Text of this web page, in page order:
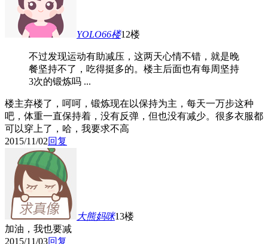
YOLO66楼12楼
不过发现运动有助减压，这两天心情不错，就是晚
餐坚持不了，吃得挺多的。楼主后面也有每周坚持
3次的锻炼吗 ...
楼主弃楼了，呵呵，锻炼现在以保持为主，每天一万步这种
吧，体重一直保持着，没有反弹，但也没有减少。很多衣服都
可以穿上了，哈，我要求不高
2015/11/02回复
大熊妈咪13楼
加油，我也要减
2015/11/03回复